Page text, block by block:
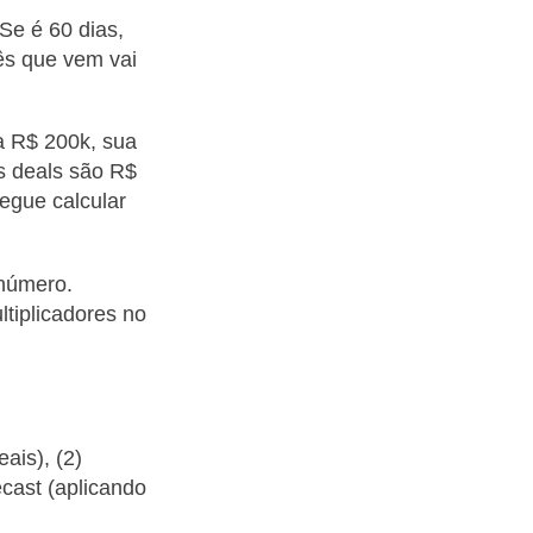
é 60 dias,
que vem vai
R$ 200k, sua
deals são R$
calcular
no
(2)
(aplicando